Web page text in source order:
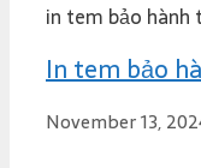
in tem bảo hành
In tem bảo
November 13,